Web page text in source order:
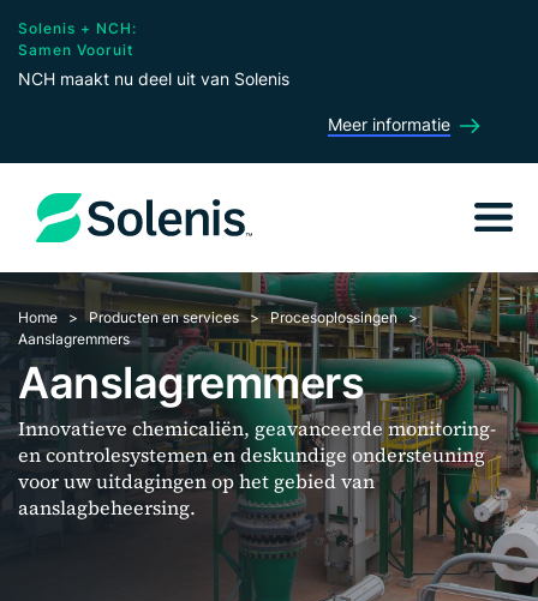
Solenis + NCH:
Samen Vooruit
NCH maakt nu deel uit van Solenis
Meer informatie
Home Producten en services
Procesoplossingen
Aanslagremmers
Aanslagremmers
Innovatieve chemicaliën, geavanceerde monitoring-
en controlesystemen en deskundige ondersteuning
voor uw uitdagingen op het gebied van
aanslagbeheersing.